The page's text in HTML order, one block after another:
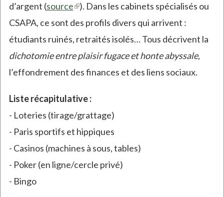
d’argent (source(link
is
external)
). Dans les cabinets spécialisés ou
CSAPA, ce sont des profils divers qui arrivent :
étudiants ruinés, retraités isolés… Tous décrivent la
dichotomie entre plaisir fugace et honte abyssale,
l’effondrement des finances et des liens sociaux.
Liste récapitulative :
- Loteries (tirage/grattage)
- Paris sportifs et hippiques
- Casinos (machines à sous, tables)
- Poker (en ligne/cercle privé)
- Bingo